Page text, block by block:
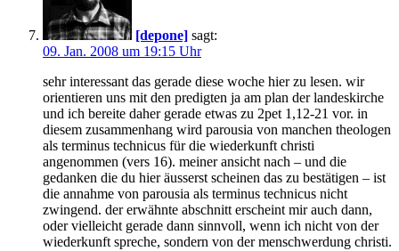
[depone] sagt:
09. Jan. 2008 um 19:15 Uhr
sehr interessant das gerade diese woche hier zu lesen. wir
orientieren uns mit den predigten ja am plan der landeskirche
und ich bereite daher gerade etwas zu 2pet 1,12-21 vor. in
diesem zusammenhang wird parousia von manchen theologen
als terminus technicus für die wiederkunft christi
angenommen (vers 16). meiner ansicht nach – und die
gedanken die du hier äusserst scheinen das zu bestätigen – ist
die annahme von parousia als terminus technicus nicht
zwingend. der erwähnte abschnitt erscheint mir auch dann,
oder vielleicht gerade dann sinnvoll, wenn ich nicht von der
wiederkunft spreche, sondern von der menschwerdung christi.